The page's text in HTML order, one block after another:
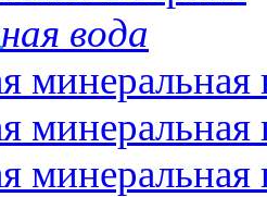
вода
минеральная
минеральная
минеральная